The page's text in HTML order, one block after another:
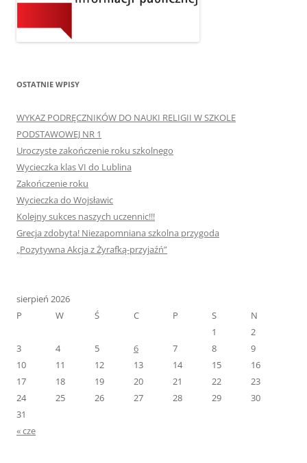
OSTATNIE WPISY
WYKAZ PODRĘCZNIKÓW DO NAUKI RELIGII W SZKOLE
PODSTAWOWEJ NR 1
Uroczyste zakończenie roku szkolnego
Wycieczka klas VI do Lublina
Zakończenie roku
Wycieczka do Wojsławic
Kolejny sukces naszych uczennic!!!
Grecja zdobyta! Niezapomniana szkolna przygoda
„Pozytywna Akcja z Żyrafką-przyjaźń”
sierpień 2026
P
W Ś C P S
N
1
2
3
4 5 6 7 8
9
10
11 12 13 14 15
16
17
18 19 20 21 22
23
24
25 26 27 28 29
30
31
« cze